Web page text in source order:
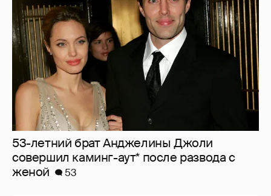
53-летний брат Анджелины Джоли
совершил каминг-аут* после развода с
женой
53